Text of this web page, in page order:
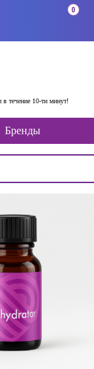
течение 10-ти минут!
0
Бренды